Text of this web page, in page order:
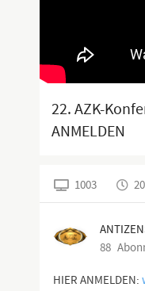
22. AZK-
ANMELDEN
1003
88
HIER ANMELDEN: